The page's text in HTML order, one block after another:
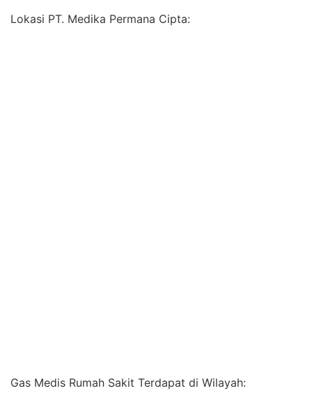
Lokasi PT. Medika Permana Cipta:
Gas Medis Rumah Sakit Terdapat di Wilayah: